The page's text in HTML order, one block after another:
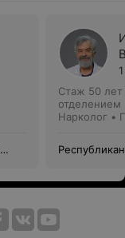
Стаж 50 лет
отделением
Нарколог •